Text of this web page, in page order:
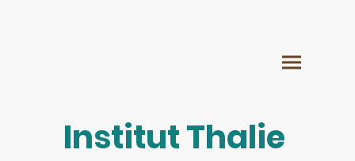
Institut Thalie